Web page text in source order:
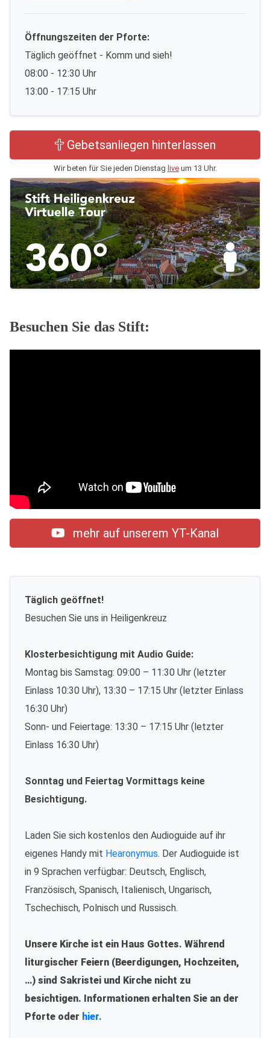
Öffnungszeiten der Pforte:
Täglich geöffnet - Komm und sieh!
08:00 - 12:30 Uhr
13:00 - 17:15 Uhr
Gebetsanliegen hinterlassen
Wir beten für Sie jeden Dienstag liveum 13 Uhr.
Besuchen Sie das Stift:
mehr auf unserem YT-Kanal
Täglich geöffnet!
Besuchen Sie uns in Heiligenkreuz
Klosterbesichtigung mit Audio Guide:
Montag bis Samstag: 09:00 – 11:30 Uhr (letzter
Einlass 10:30 Uhr), 13:30 – 17:15 Uhr (letzter Einlass
16:30 Uhr)
Sonn- und Feiertage: 13:30 – 17:15 Uhr (letzter
Einlass 16:30 Uhr)
Sonntag und Feiertag Vormittags keine
Besichtigung.
Laden Sie sich kostenlos den Audioguide auf ihr
eigenes Handy mit Hearonymus. Der Audioguide ist
in 9 Sprachen verfügbar: Deutsch, Englisch,
Französisch, Spanisch, Italienisch, Ungarisch,
Tschechisch, Polnisch und Russisch.
Unsere Kirche ist ein Haus Gottes. Während
liturgischer Feiern (Beerdigungen, Hochzeiten,
…) sind Sakristei und Kirche nicht zu
besichtigen. Informationen erhalten Sie an der
Pforte oder hier.